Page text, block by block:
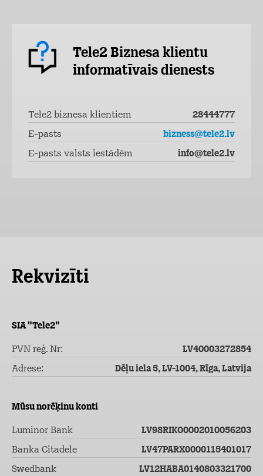
Tele2 Biznesa klientu
informatīvais dienests
Tele2 biznesa klientiem 28444777
E-pasts bizness@tele2.lv
E-pasts valsts iestādēm info@tele2.lv
Rekvizīti
SIA "Tele2"
PVN reģ. Nr: LV40003272854
Adrese: Dēļu iela 5, LV-1004, Rīga, Latvija
Mūsu norēķinu konti
Luminor Bank LV98RIKO0002010056203
Banka Citadele LV47PARX0000115401017
Swedbank LV12HABA0140803321700